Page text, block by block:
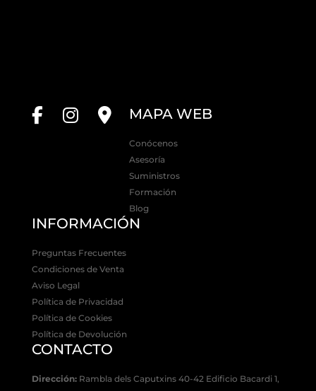
MAPA WEB
Conócenos
Asesoría
Suministros
Formación
Blog
INFORMACIÓN
Preguntas Frecuentes
Condiciones de Venta
Aviso Legal
Política de Privacidad
Política de Cookies
Política de Devolución
CONTACTO
Dirección:Rambla dels Caputxins 40-42 Edificio Bacardi 1,